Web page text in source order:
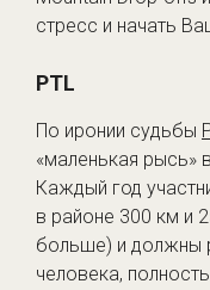
стресс и начать
PTL
По иронии судьбы
«маленькая рысь»
Каждый год
в районе 300 км и
больше) и должны
человека,